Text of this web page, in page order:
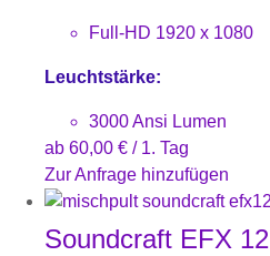
Full-HD 1920 x 1080
Leuchtstärke:
3000 Ansi Lumen
ab 60,00 € / 1. Tag
Zur Anfrage hinzufügen
Soundcraft EFX 12